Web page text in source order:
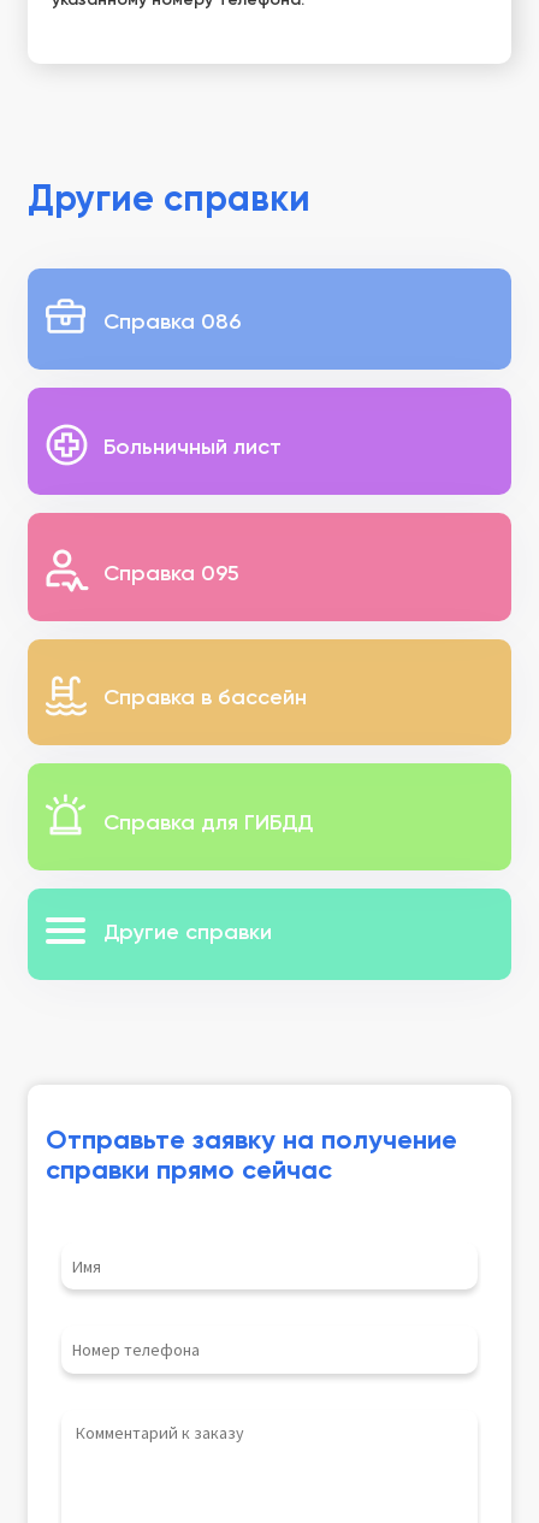
Другие справки
Справка 086
Больничный лист
Справка 095
Справка в бассейн
Справка для ГИБДД
Другие справки
Отправьте заявку на получение
справки прямо сейчас